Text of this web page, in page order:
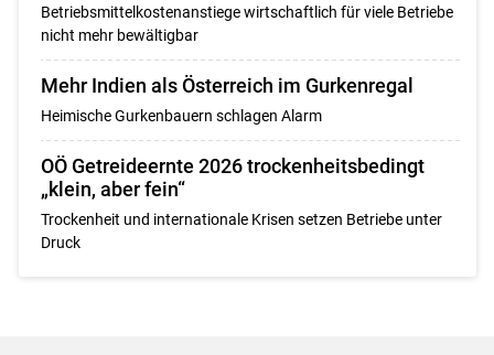
Betriebsmittelkostenanstiege wirtschaftlich für viele Betriebe
nicht mehr bewältigbar
Mehr Indien als Österreich im Gurkenregal
Heimische Gurkenbauern schlagen Alarm
OÖ Getreideernte 2026 trockenheitsbedingt
„klein, aber fein“
Trockenheit und internationale Krisen setzen Betriebe unter
Druck